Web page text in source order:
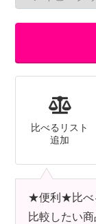
比べるリスト
追加
★便利★比べ
比較したい